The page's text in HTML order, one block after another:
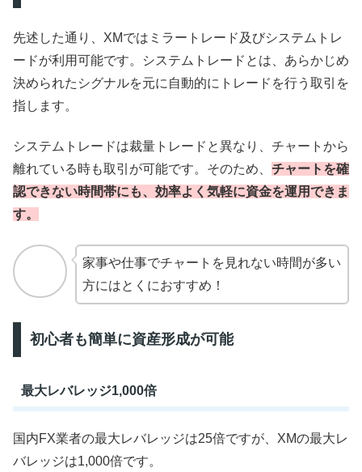
先述した通り、XMではミラートレード及びシステムトレ
ードが利用可能です。システムトレードとは、あらかじめ
決められたシグナルを元に自動的にトレードを行う取引を
指します。
システムトレードは裁量トレードと異なり、チャートから
離れている時も取引が可能です。そのため、 チャートを確
認できない時間帯にも、効率よく気軽に資金を運用できま
す。
家事や仕事でチャートを見れない時間が多い
方にはとくにおすすめ！
初心者も簡単に資産形成が可能
最大レバレッジ1,000倍
国内FX業者の最大レバレッジは25倍ですが、XMの最大レ
バレッジは1,000倍です。